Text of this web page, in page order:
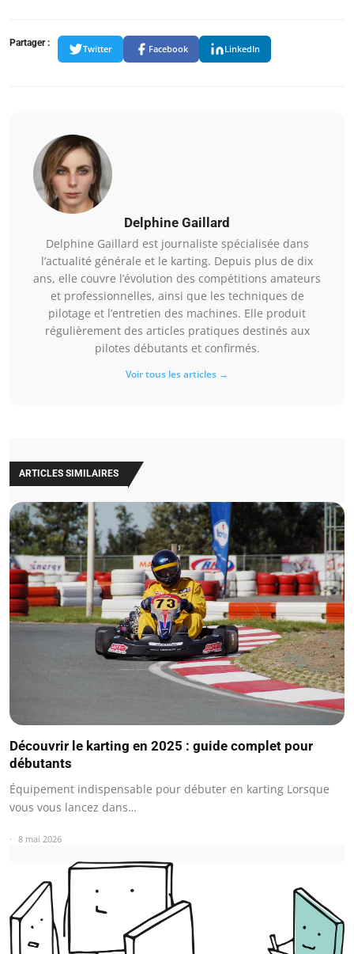
Partager :
Twitter Facebook LinkedIn
Delphine Gaillard
Delphine Gaillard est journaliste spécialisée dans
l’actualité générale et le karting. Depuis plus de dix
ans, elle couvre l’évolution des compétitions amateurs
et professionnelles, ainsi que les techniques de
pilotage et l’entretien des machines. Elle produit
régulièrement des articles pratiques destinés aux
pilotes débutants et confirmés.
Voir tous les articles →
ARTICLES SIMILAIRES
Découvrir le karting en 2025 : guide complet pour
débutants
Équipement indispensable pour débuter en karting Lorsque
vous vous lancez dans…
8 mai 2026